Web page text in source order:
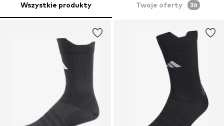
Wszystkie produkty Twoje oferty 36